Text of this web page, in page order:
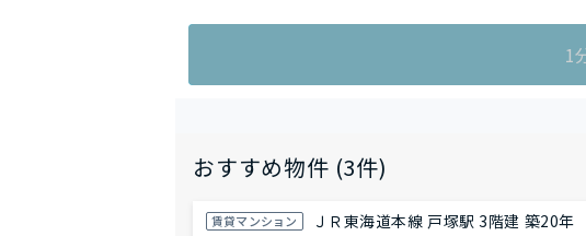
1
おすすめ物件 (3件)
賃貸マンション ＪＲ東海道本線 戸塚駅 3階建 築20年